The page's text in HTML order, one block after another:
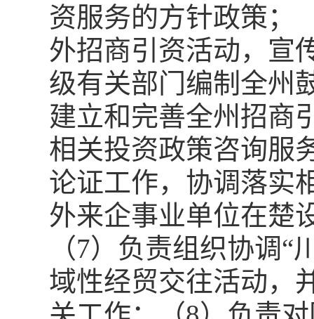
资服务的方针政策；
外招商引资活动，宣
级有关部门编制全州
建立和完善全州招商
相关投资政策咨询服
论证工作，协调落实
外来企事业单位在楚
（7）负责组织协调
域性经贸交往活动，